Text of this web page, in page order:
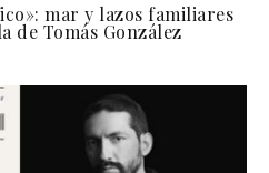
mar y lazos familiares
de Tomás González